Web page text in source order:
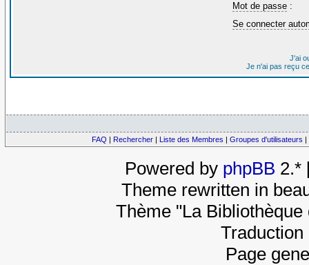
Mot de passe :
Se connecter
J'ai
Je n'ai pas reçu
FAQ | Rechercher | Liste des Membres | Groupes d'utilisateurs |
Powered by phpBB 2.*
Theme rewritten in
Thème "La
Page